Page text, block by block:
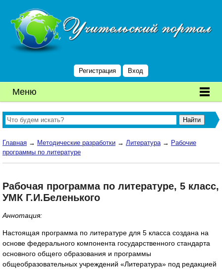
Регистрация Вход
Меню
Главная → Методические разработки → Литература→ Рабочие
программы по литературе
Рабочая программа по литературе, 5 класс,
УМК Г.И.Беленького
Аннотация:
Настоящая программа по литературе для 5 класса создана на
основе федерального компонента государственного стандарта
основного общего образования и программы
общеобразовательных учреждений «Литература» под редакцией